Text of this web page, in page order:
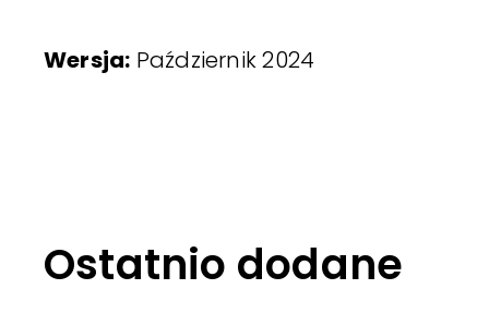
Wersja: Październik 2024
Ostatnio dodane